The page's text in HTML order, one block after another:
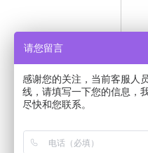
请您留言
感谢您的关注，当前客服人
线，请填写一下您的信息，
尽快和您联系。